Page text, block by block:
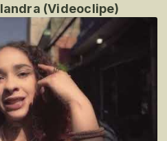
(Videoclipe)